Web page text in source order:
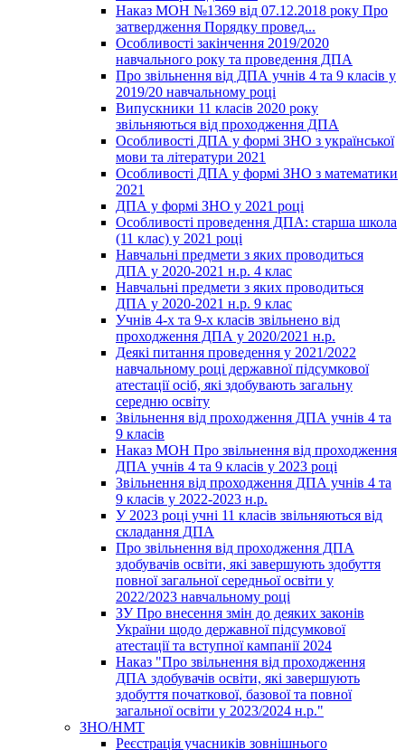
Наказ МОН №1369 від 07.12.2018 року Про
затвердження Порядку провед...
Особливості закінчення 2019/2020
навчального року та проведення ДПА
Про звільнення від ДПА учнів 4 та 9 класів у
2019/20 навчальному році
Випускники 11 класів 2020 року
звільняються від проходження ДПА
Особливості ДПА у формі ЗНО з української
мови та літератури 2021
Особливості ДПА у формі ЗНО з математики
2021
ДПА у формі ЗНО у 2021 році
Особливості проведення ДПА: старша школа
(11 клас) у 2021 році
Навчальні предмети з яких проводиться
ДПА у 2020-2021 н.р. 4 клас
Навчальні предмети з яких проводиться
ДПА у 2020-2021 н.р. 9 клас
Учнів 4-х та 9-х класів звільнено від
проходження ДПА у 2020/2021 н.р.
Деякі питання проведення у 2021/2022
навчальному році державної підсумкової
атестації осіб, які здобувають загальну
середню освіту
Звільнення від проходження ДПА учнів 4 та
9 класів
Наказ МОН Про звільнення від проходження
ДПА учнів 4 та 9 класів у 2023 році
Звільнення від проходження ДПА учнів 4 та
9 класів у 2022-2023 н.р.
У 2023 році учні 11 класів звільняються від
складання ДПА
Про звільнення від проходження ДПА
здобувачів освіти, які завершують здобуття
повної загальної середньої освіти у
2022/2023 навчальному році
ЗУ Про внесення змін до деяких законів
України щодо державної підсумкової
атестації та вступної кампанії 2024
Наказ "Про звільнення від проходження
ДПА здобувачів освіти, які завершують
здобуття початкової, базової та повної
загальної освіти у 2023/2024 н.р."
ЗНО/НМТ
Реєстрація учасників зовнішнього